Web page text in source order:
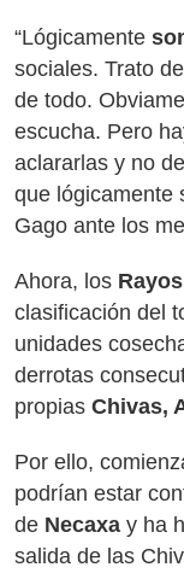
“Lógicamente
sociales. Trato
de todo.
escucha. Pero
aclararlas y no
que lógicamente
Gago ante los
Ahora, los Rayos
clasificación del
unidades
derrotas
propias Chivas,
Por ello,
podrían estar
de Necaxa y ha
salida de las